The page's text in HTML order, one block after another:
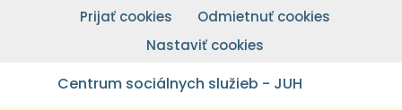
Prijať cookies
Odmietnuť cookies
Nastaviť cookies
Centrum sociálnych služieb - JUH